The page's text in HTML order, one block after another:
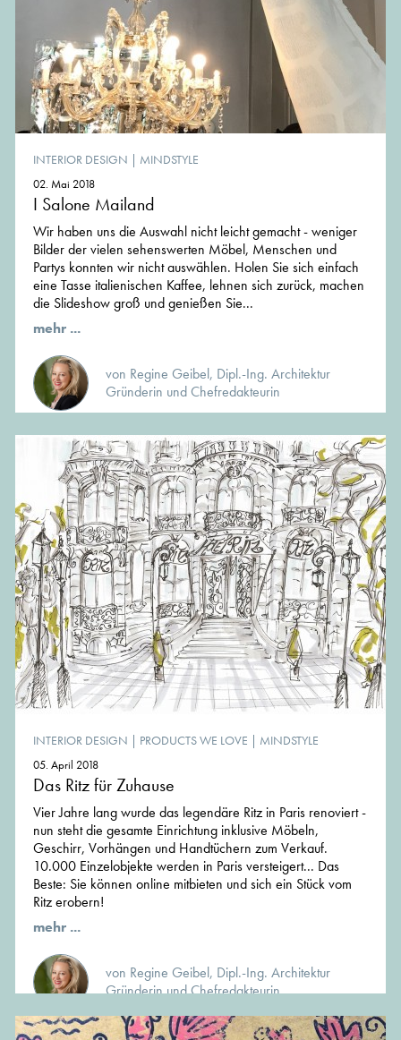
INTERIOR DESIGN | MINDSTYLE
02. Mai 2018
I Salone Mailand
Wir haben uns die Auswahl nicht leicht gemacht - weniger
Bilder der vielen sehenswerten Möbel, Menschen und
Partys konnten wir nicht auswählen. Holen Sie sich einfach
eine Tasse italienischen Kaffee, lehnen sich zurück, machen
die Slideshow groß und genießen Sie...
mehr ...
von Regine Geibel, Dipl.-Ing. Architektur
Gründerin und Chefredakteurin
INTERIOR DESIGN | PRODUCTS WE LOVE | MINDSTYLE
05. April 2018
Das Ritz für Zuhause
Vier Jahre lang wurde das legendäre Ritz in Paris renoviert -
nun steht die gesamte Einrichtung inklusive Möbeln,
Geschirr, Vorhängen und Handtüchern zum Verkauf.
10.000 Einzelobjekte werden in Paris versteigert... Das
Beste: Sie können online mitbieten und sich ein Stück vom
Ritz erobern!
mehr ...
von Regine Geibel, Dipl.-Ing. Architektur
Gründerin und Chefredakteurin